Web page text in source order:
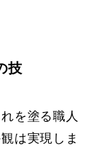
技
を塗る職人
は実現しま